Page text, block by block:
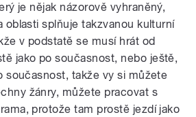
je nějak názorově vyhraněný,
oblasti splňuje takzvanou kulturní
v podstatě se musí hrát od
jako po současnost, nebo ještě,
současnost, takže vy si můžete
žánry, můžete pracovat s
protože tam prostě jezdí jako